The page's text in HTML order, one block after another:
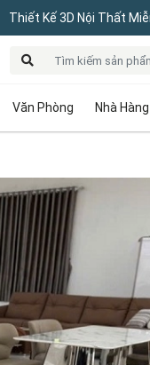
Thiết Kế 3D Nội Thất
Văn Phòng Nhà Hàng